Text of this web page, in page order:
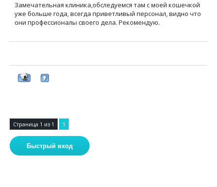
Замечательная клиника,обследуемся там с моей кошечкой
уже больше года, всегда приветливый персонал, видно что
они профессионалы своего дела. Рекомендую.
Страница 1 из 1 1